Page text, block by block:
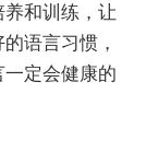
和训练，让
语言习惯，
定会健康的